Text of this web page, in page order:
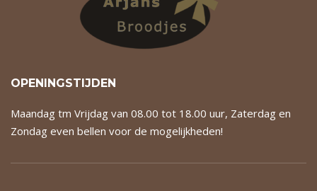
OPENINGSTIJDEN
Maandag tm Vrijdag van 08.00 tot 18.00 uur, Zaterdag en
Zondag even bellen voor de mogelijkheden!